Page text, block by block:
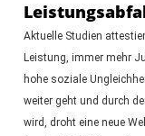
Aktuelle Studien
Leistung, immer mehr
hohe soziale
weiter geht und durch
wird, droht eine neue